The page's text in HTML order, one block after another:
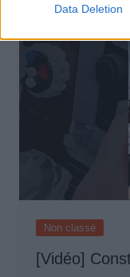
Data Deletion
Non classé
[Vidéo]